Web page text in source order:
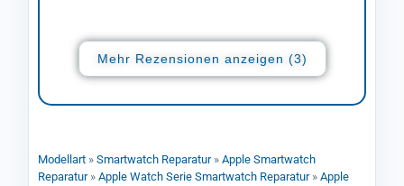
Mehr Rezensionen anzeigen (3)
Modellart » Smartwatch Reparatur» Apple Smartwatch
Reparatur» Apple Watch Serie Smartwatch Reparatur» Apple